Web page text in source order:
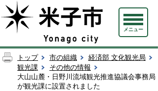
メニュー
トップ 市の組織
経済部 文化観光局
観光課
その他の情報
大山山麓・日野川流域観光推進協議会事務局
が観光課に設置されました